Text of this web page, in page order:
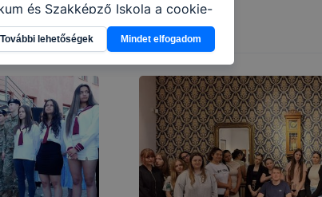
és Szakképző Iskola a cookie-
gyűjtése azzal kapcsolatban,
hogy a honlap melyik
hogyan
ha ismét meglátogatja
és hogyan tudja kikapcsolni a
a cookie-k beállításának a
automatikusan elfogadja
Felhívjuk figyelmét, hogy
és folyamatainak
További lehetőségek Mindet elfogadom